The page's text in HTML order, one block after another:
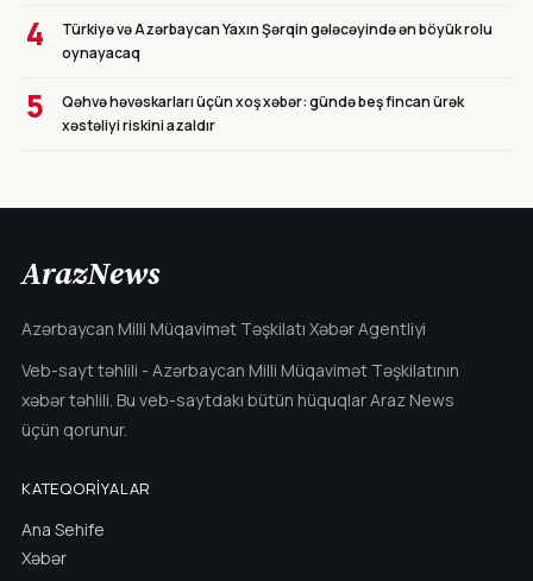
4
Türkiyə və Azərbaycan Yaxın Şərqin gələcəyində ən böyük rolu
oynayacaq
5
Qəhvə həvəskarları üçün xoş xəbər: gündə beş fincan ürək
xəstəliyi riskini azaldır
ArazNews
Azərbaycan Milli Müqavimət Təşkilatı Xəbər Agentliyi
Veb-sayt təhlili - Azərbaycan Milli Müqavimət Təşkilatının
xəbər təhlili. Bu veb-saytdakı bütün hüquqlar Araz News
üçün qorunur.
KATEQORIYALAR
Ana Sehife
Xəbər